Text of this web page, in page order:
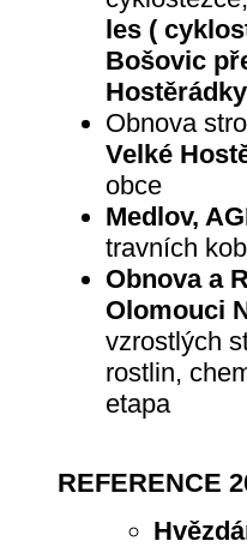
les (
Bošovic
Obnova
Velké
obce
Medlov,
travních
Obnova a
Olomouci
vzrostlých
rostlin,
etapa
REFERENCE